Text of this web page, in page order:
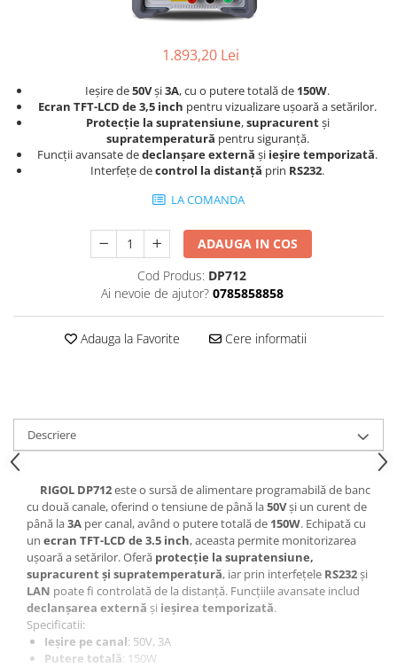
1.893,20 Lei
Ieșire de50Vși3A, cu o putere totală de 150W.
Ecran TFT-LCD de 3,5 inch pentru vizualizare ușoară a setărilor.
Protecție la supratensiune,supracurentși
supratemperatură pentru siguranță.
Funcții avansate dedeclanșare externă și ieșire temporizată.
Interfețe decontrol la distanță prin RS232.
LA COMANDA
ADAUGA IN COS
Cod Produs: DP712
Ai nevoie de ajutor? 0785858858
Adauga la Favorite Cere informatii
Descriere
RIGOL DP712este o sursă de alimentare programabilă de banc
cu două canale, oferind o tensiune de până la50Vși un curent de
până la3A per canal, având o putere totală de 150W. Echipată cu
un ecran TFT-LCD de 3.5 inch, aceasta permite monitorizarea
ușoară a setărilor. Oferă protecție la supratensiune,
supracurent și supratemperatură, iar prin interfețele RS232și
LAN poate fi controlată de la distanță. Funcțiile avansate includ
declanșarea externă și ieșirea temporizată.
Specificatii:
Ieșire pe canal: 50V, 3A
Putere totală: 150W